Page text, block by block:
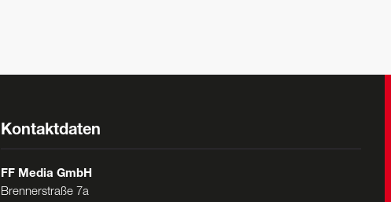
Kontaktdaten
FF Media GmbH
Brennerstraße 7a